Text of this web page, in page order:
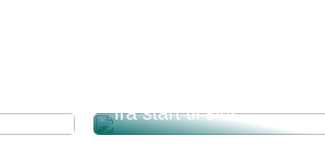
fra start til slut